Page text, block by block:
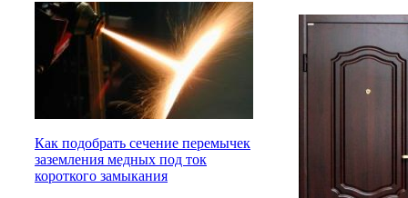
Как подобрать сечение перемычек
заземления медных под ток
короткого замыкания